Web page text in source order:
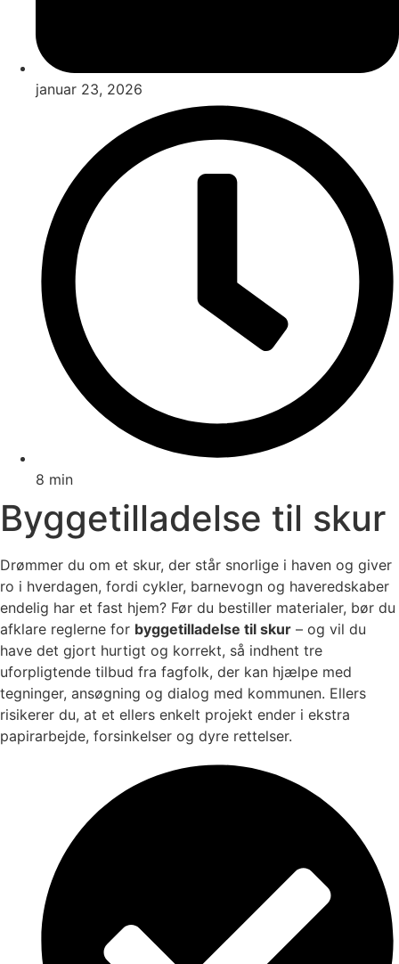
januar 23, 2026
8 min
Byggetilladelse til skur
Drømmer du om et skur, der står snorlige i haven og giver
ro i hverdagen, fordi cykler, barnevogn og haveredskaber
endelig har et fast hjem? Før du bestiller materialer, bør du
afklare reglerne for byggetilladelse til skur – og vil du
have det gjort hurtigt og korrekt, så indhent tre
uforpligtende tilbud fra fagfolk, der kan hjælpe med
tegninger, ansøgning og dialog med kommunen. Ellers
risikerer du, at et ellers enkelt projekt ender i ekstra
papirarbejde, forsinkelser og dyre rettelser.